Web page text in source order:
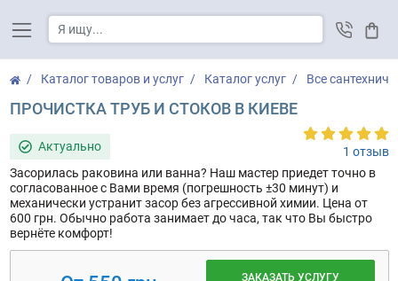
Каталог товаров и услуг Каталог услуг Все
ПРОЧИСТКА ТРУБ И СТОКОВ В КИЕВЕ
Актуально
1 отзыв
Засорилась раковина или ванна? Наш мастер приедет точно в
согласованное с Вами время (погрешность ±30 минут) и
механически устранит засор без агрессивной химии. Цена от
600 грн. Обычно работа занимает до часа, так что Вы быстро
вернёте комфорт!
ЗАКАЗАТЬ УСЛУГУ